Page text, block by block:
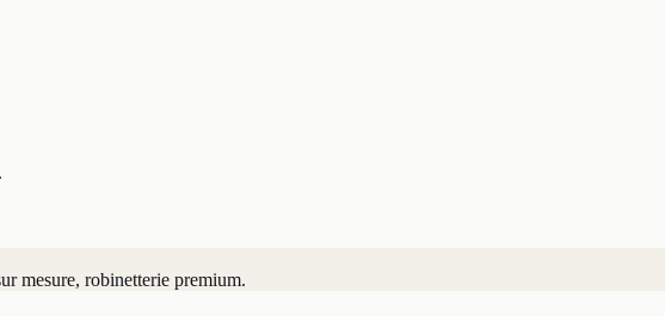
mesure, robinetterie premium.